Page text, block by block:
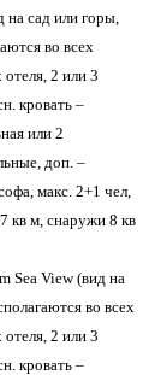
на сад или горы,
во всех
отеля, 2 или 3
кровать –
или 2
доп. –
макс. 2+1 чел,
кв м, снаружи 8 кв
Sea View (вид на
во всех
отеля, 2 или 3
кровать –